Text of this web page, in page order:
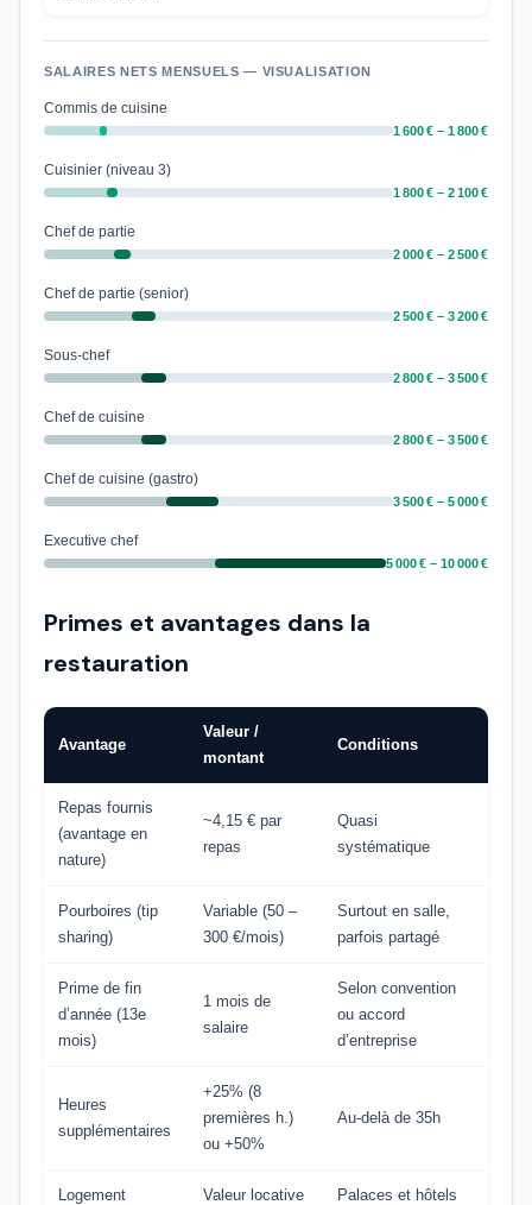
SALAIRES NETS MENSUELS — VISUALISATION
Commis de cuisine
1 600 € – 1 800 €
Cuisinier (niveau 3)
1 800 € – 2 100 €
Chef de partie
2 000 € – 2 500 €
Chef de partie (senior)
2 500 € – 3 200 €
Sous-chef
2 800 € – 3 500 €
Chef de cuisine
2 800 € – 3 500 €
Chef de cuisine (gastro)
3 500 € – 5 000 €
Executive chef
5 000 € – 10 000 €
Primes et avantages dans la
restauration
Avantage
Valeur /
montant
Conditions
Repas fournis
(avantage en
nature)
~4,15 € par
repas
Quasi
systématique
Pourboires (tip
sharing)
Variable (50 –
300 €/mois)
Surtout en salle,
parfois partagé
Prime de fin
d’année (13e
mois)
1 mois de
salaire
Selon convention
ou accord
d’entreprise
Heures
supplémentaires
+25% (8
premières h.)
ou +50%
Au-delà de 35h
Logement
Valeur locative
Palaces et hôtels